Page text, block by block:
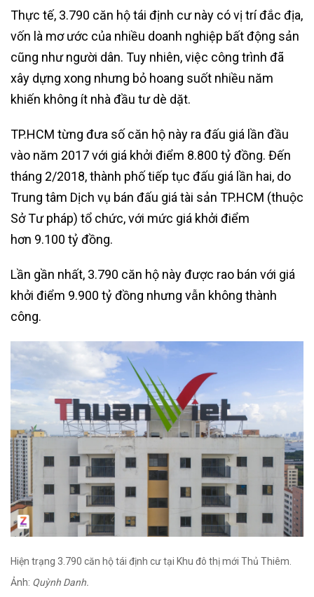
Thực tế, 3.790 căn hộ tái định cư này có vị trí đắc địa,
vốn là mơ ước của nhiều doanh nghiệp bất động sản
cũng như người dân. Tuy nhiên, việc công trình đã
xây dựng xong nhưng bỏ hoang suốt nhiều năm
khiến không ít nhà đầu tư dè dặt.
TP.HCM từng đưa số căn hộ này ra đấu giá lần đầu
vào năm 2017 với giá khởi điểm 8.800 tỷ đồng. Đến
tháng 2/2018, thành phố tiếp tục đấu giá lần hai, do
Trung tâm Dịch vụ bán đấu giá tài sản TP.HCM (thuộc
Sở Tư pháp) tổ chức, với mức giá khởi điểm
hơn 9.100 tỷ đồng.
Lần gần nhất, 3.790 căn hộ này được rao bán với giá
khởi điểm 9.900 tỷ đồng nhưng vẫn không thành
công.
Hiện trạng 3.790 căn hộ tái định cư tại Khu đô thị mới Thủ Thiêm.
Ảnh: Quỳnh Danh.